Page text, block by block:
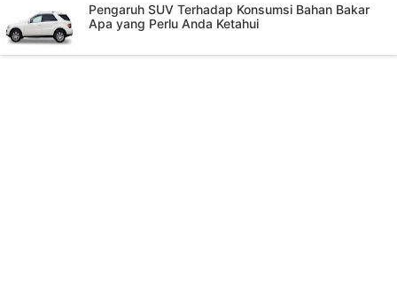
Pengaruh SUV Terhadap Konsumsi Bahan Bakar
Apa yang Perlu Anda Ketahui